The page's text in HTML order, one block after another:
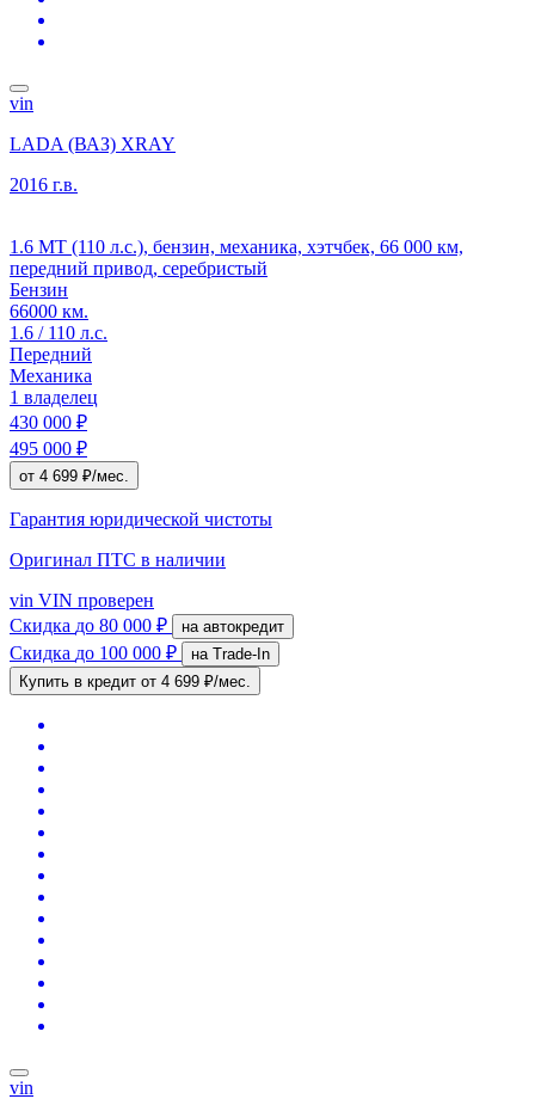
vin
LADA (ВАЗ) XRAY
2016 г.в.
1.6 MT (110 л.с.), бензин, механика, хэтчбек, 66 000 км,
передний привод, серебристый
Бензин
66000 км.
1.6 / 110 л.с.
Передний
Механика
1 владелец
430 000 ₽
495 000 ₽
от 4 699 ₽/мес.
Гарантия юридической чистоты
Оригинал ПТС в наличии
vin VIN проверен
Скидка до 80 000 ₽ на автокредит
Скидка до 100 000 ₽
на Trade-In
Купить в кредит от 4 699 ₽/мес.
vin